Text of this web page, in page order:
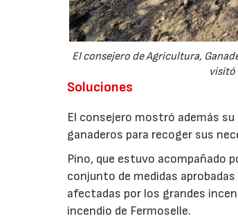
El consejero de Agricultura,
visitó
Soluciones
El consejero mostró además
ganaderos para recoger sus
Pino, que estuvo acompañado
conjunto de medidas
afectadas por los grandes
incendio de Fermoselle.